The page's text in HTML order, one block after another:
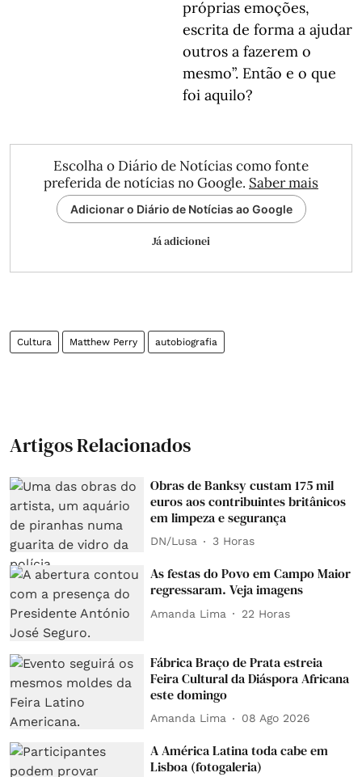
próprias emoções,
escrita de forma a ajudar
outros a fazerem o
mesmo”. Então e o que
foi aquilo?
Escolha o Diário de Notícias como fonte
preferida de notícias no Google. Saber mais
Adicionar o Diário de Notícias ao Google
Já adicionei
Cultura Matthew Perry autobiografia
Artigos Relacionados
Obras de Banksy custam 175 mil
euros aos contribuintes britânicos
em limpeza e segurança
DN/Lusa 3 Horas
As festas do Povo em Campo Maior
regressaram. Veja imagens
Amanda Lima 22 Horas
Fábrica Braço de Prata estreia
Feira Cultural da Diáspora Africana
este domingo
Amanda Lima 08 Ago 2026
A América Latina toda cabe em
Lisboa (fotogaleria)